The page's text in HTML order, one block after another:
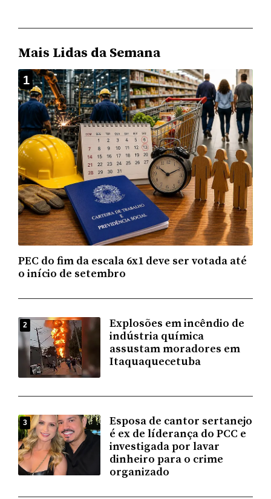
Mais Lidas da Semana
1
PEC do fim da escala 6x1 deve ser votada até
o início de setembro
2
Explosões em incêndio de
indústria química
assustam moradores em
Itaquaquecetuba
3
Esposa de cantor sertanejo
é ex de líderança do PCC e
investigada por lavar
dinheiro para o crime
organizado